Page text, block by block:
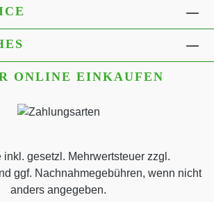
ONLINE EINKAUFEN
inkl. gesetzl. Mehrwertsteuer zzgl.
ggf. Nachnahmegebühren, wenn nicht
anders angegeben.